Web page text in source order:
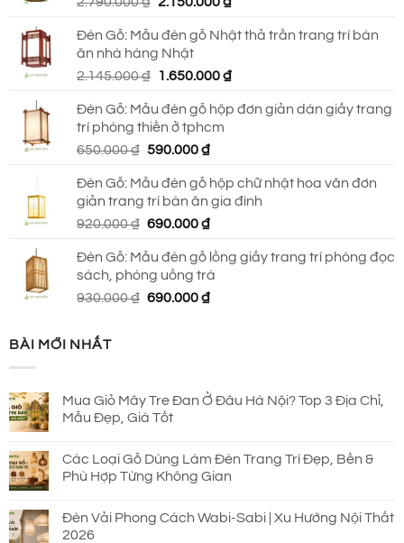
là:
2.790.000 ₫.
tại
2.150.000 ₫.
Đèn Gỗ: Mẫu đèn gỗ Nhật thả trần trang trí bàn
ăn nhà hàng Nhật
2.145.000₫
Giá
là:
2.145.000 ₫.
1.650.000₫Giá
tại
Đèn Gỗ: Mẫu đèn gỗ hộp đơn giản dán giấy trang
trí phòng thiền ở tphcm
650.000₫ Giá
là:
650.000 ₫.
590.000₫Giá
tại
là:
590.000 ₫.
Đèn Gỗ: Mẫu đèn gỗ hộp chữ nhật hoa văn đơn
giản trang trí bàn ăn gia đình
920.000₫ Giá
là:
920.000 ₫.
690.000₫Giá
tại
là:
690.000 ₫.
Đèn Gỗ: Mẫu đèn gỗ lồng giấy trang trí phòng đọc
sách, phòng uống trà
930.000₫ Giá
690.000₫Giá
BÀI MỚI NHẤT
Mua Giỏ Mây Tre Đan Ở Đâu Hà Nội? Top 3 Địa Chỉ,
Mẫu Đẹp, Giá Tốt
Các Loại Gỗ Dùng Làm Đèn Trang Trí Đẹp, Bền &
Phù Hợp Từng Không Gian
Đèn Vải Phong Cách Wabi-Sabi | Xu Hướng Nội Thất
2026